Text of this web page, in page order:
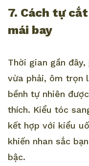
7. Cách tự
mái bay
Thời gian gần đây,
vừa phải, ôm trọn
bềnh tự nhiên
thích. Kiểu tóc
kết hợp với kiểu
khiến nhan sắc
bậc.